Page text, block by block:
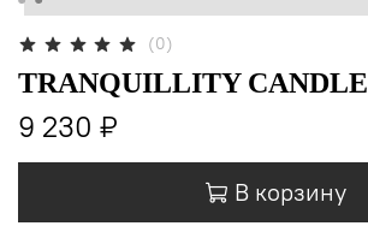
(0)
TRANQUILLITY CANDLE
9 230 ₽
В корзину